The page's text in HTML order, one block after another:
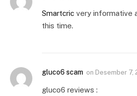
Smartcric very informative
this time.
gluco6 scam on Desember 7,
gluco6 reviews :